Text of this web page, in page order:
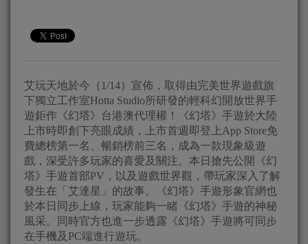
艾玩天地於今（1/14）宣佈，取得由完美世界遊戲旗
下獨立工作室Hotta Studio所研發的輕科幻開放世界手
遊鉅作《幻塔》台港澳代理權！《幻塔》手遊於大陸
上市時即創下亮眼成績，上市首週即登上App Store免
費總榜第一名、暢銷榜前三名，成為一款現象級遊
戲，深受許多玩家的喜愛及關注。本日搶先公開《幻
塔》手遊首部PV，以及遊戲世界觀，帶玩家深入了解
發生在「艾達星」的故事。《幻塔》手遊形象官網也
於本日同步上線，玩家能夠一睹《幻塔》手遊的神秘
風采。同時官方也進一步透露《幻塔》手遊將可同步
在手機及PC端進行遊玩。